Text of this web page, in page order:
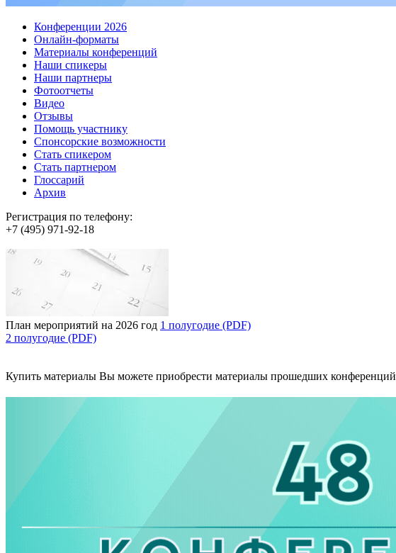
Конференции 2026
Онлайн-форматы
Материалы конференций
Наши спикеры
Наши партнеры
Фотоотчеты
Видео
Отзывы
Помощь участнику
Спонсорские возможности
Стать спикером
Стать партнером
Глоссарий
Архив
Регистрация по телефону:
+7 (495) 971-92-18
План мероприятий на 2026 год 1 полугодие (PDF)
2 полугодие (PDF)
Купить материалы Вы можете приобрести материалы прошедших конференций